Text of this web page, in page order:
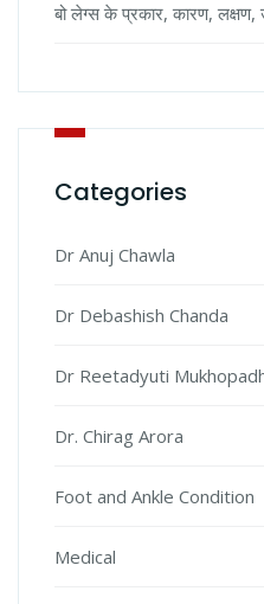
बो लेग्स के प्रकार, कारण, लक्षण,
Categories
Dr Anuj Chawla
Dr Debashish Chanda
Dr Reetadyuti
Dr. Chirag Arora
Foot and Ankle Condition
Medical